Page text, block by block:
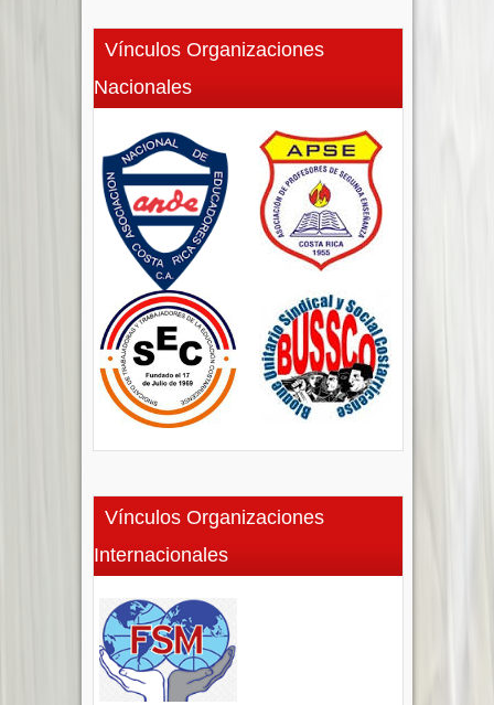
Vínculos Organizaciones
Nacionales
Vínculos Organizaciones
Internacionales